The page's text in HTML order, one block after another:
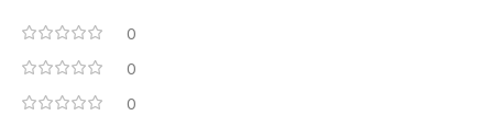
0
0
0